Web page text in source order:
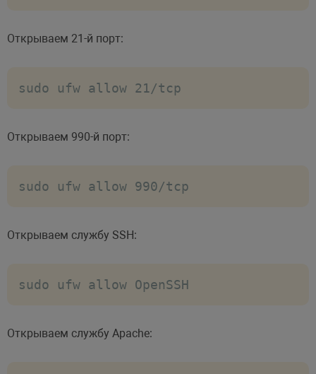
Открываем 21-й порт:
sudo ufw allow 21/tcp
Открываем 990-й порт:
sudo ufw allow 990/tcp
Открываем службу SSH:
sudo ufw allow OpenSSH
Открываем службу Apache: